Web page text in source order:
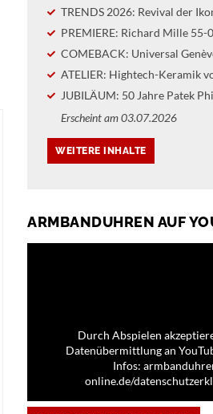
TRENDS 2026: Revival der
PREMIERE: Richard Mille 55-
COMEBACK: Universal
ATELIER: Hightech-Keramik
JUBILÄUM: 50 Jahre Patek
Erscheint am 03.07.2026
ARMBANDUHREN AUF
Durch Abspielen
Datenübermittlung an
Infos:
online.de/